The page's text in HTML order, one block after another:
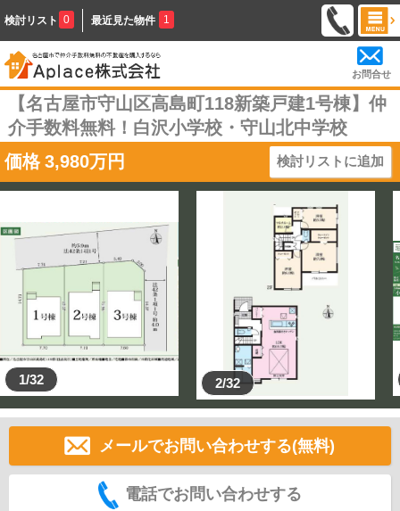
検討リスト 0 最近見た物件 1
お問合せ
【名古屋市守山区高島町118新築戸建1号棟】仲
介手数料無料！白沢小学校・守山北中学校
価格 3,980万円 検討リストに追加
1/32 2/32
メールでお問い合わせする(無料)
電話でお問い合わせする